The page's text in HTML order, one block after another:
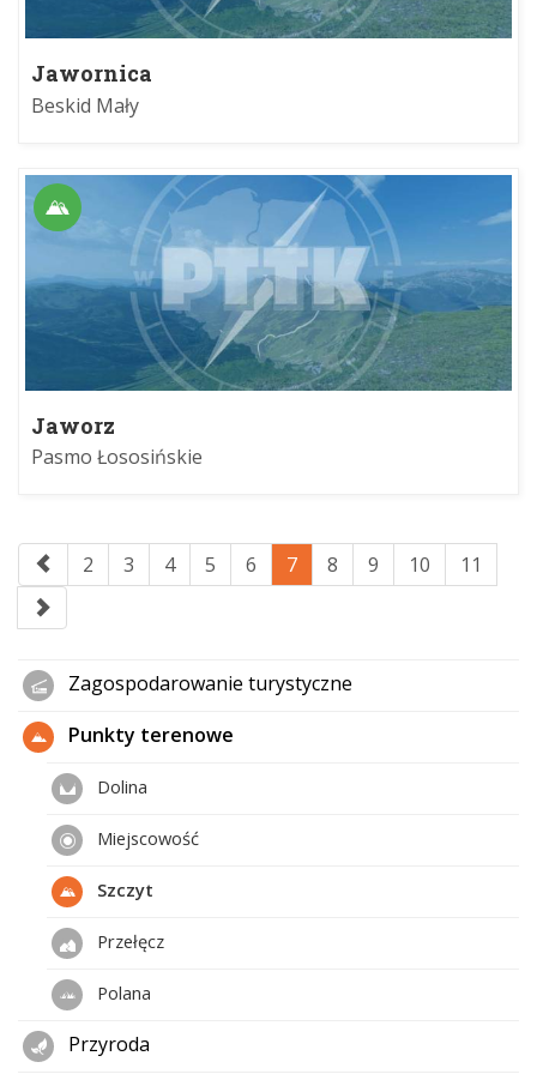
Jawornica
Beskid Mały
Jaworz
Pasmo Łososińskie
2 3 4 5 6 7 8 9 10 11
Zagospodarowanie turystyczne
Punkty terenowe
Dolina
Miejscowość
Szczyt
Przełęcz
Polana
Przyroda